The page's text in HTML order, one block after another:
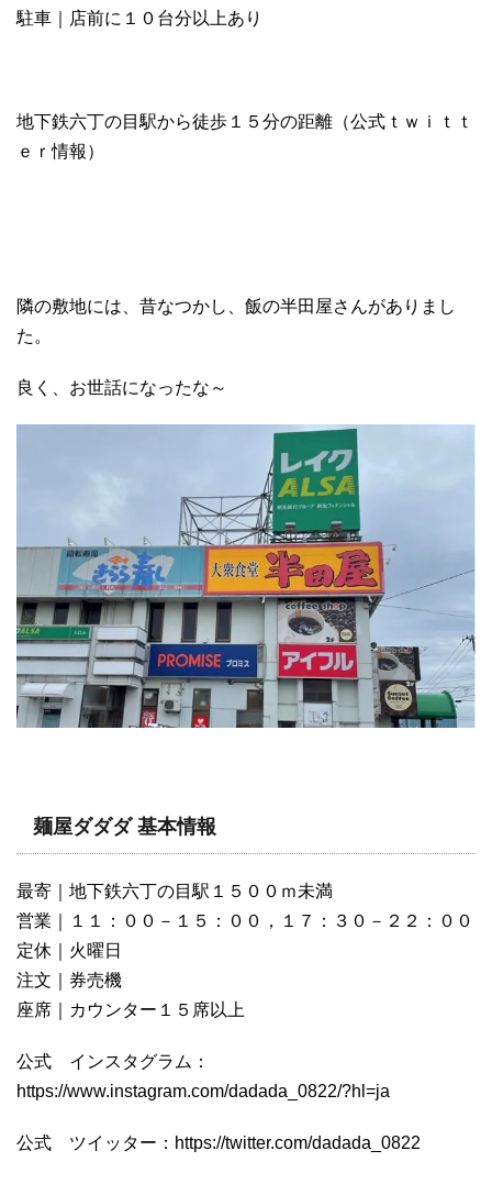
駐車｜店前に１０台分以上あり
地下鉄六丁の目駅から徒歩１５分の距離（公式ｔｗｉｔｔ
ｅｒ情報）
隣の敷地には、昔なつかし、飯の半田屋さんがありまし
た。
良く、お世話になったな～
麺屋ダダダ 基本情報
最寄｜地下鉄六丁の目駅１５００ｍ未満
営業｜１１：００－１５：００，１７：３０－２２：００
定休｜火曜日
注文｜券売機
座席｜カウンター１５席以上
公式 インスタグラム：
https://www.instagram.com/dadada_0822/?hl=ja
公式 ツイッター：https://twitter.com/dadada_0822